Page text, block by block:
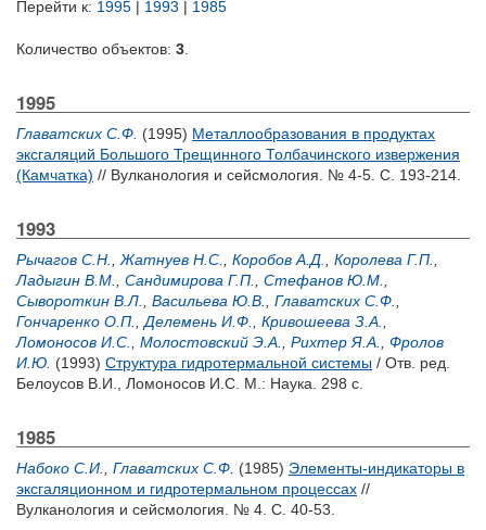
Перейти к: 1995 | 1993 | 1985
Количество объектов: 3
1995
Главатских С.Ф. (1995) Металлообразования в продуктах
эксгаляций Большого Трещинного Толбачинского извержения
(Камчатка) // Вулканология и сейсмология. № 4-5. С. 193-214.
1993
Рычагов С.Н. Жатнуев Н.С. Коробов А.Д. Королева Г.П.
Ладыгин В.М.
Сандимирова Г.П. Стефанов Ю.М.
Сывороткин В.Л.
Васильева Ю.В. Главатских С.Ф.
Гончаренко О.П.
Делемень И.Ф. Кривошеева З.А.
Ломоносов И.С.
Молостовский Э.А. Рихтер Я.А.
Фролов
И.Ю. (1993) Структура гидротермальной системы / Отв. ред.
Белоусов В.И.
Ломоносов И.С. М.: Наука. 298 с.
1985
Набоко С.И. Главатских С.Ф. (1985) Элементы-индикаторы в
эксгаляционном и гидротермальном процессах //
Вулканология и сейсмология. № 4. С. 40-53.